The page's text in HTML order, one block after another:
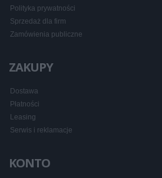
Polityka prywatności
Sprzedaż dla firm
Zamówienia publiczne
ZAKUPY
Dostawa
Płatności
Leasing
Serwis i reklamacje
KONTO